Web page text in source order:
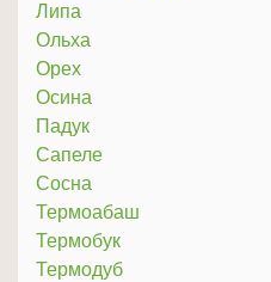
Липа
Ольха
Орех
Осина
Падук
Сапеле
Сосна
Термоабаш
Термобук
Термодуб